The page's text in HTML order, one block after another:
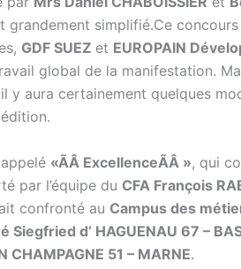
grandement simplifié.Ce
GDF SUEZ et EUROPAIN
global de la manifestation.
il y aura certainement quelques
«ÃÂ ExcellenceÃÂ », qui
par l’équipe du CFA François
confronté au Campus des
Siegfried d’ HAGUENAU 67 –
CHAMPAGNE 51 – MARNE.